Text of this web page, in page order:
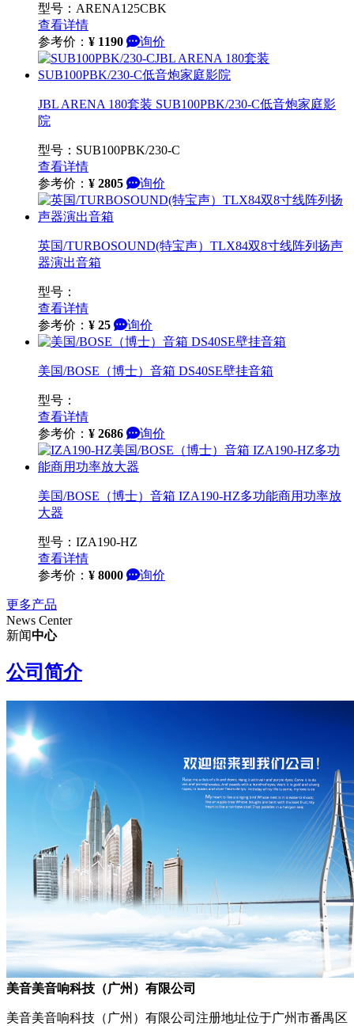
型号：ARENA125CBK
查看详情
参考价： ¥ 1190 询价
JBL ARENA 180套装 SUB100PBK/230-C低音炮家庭影
院
型号：SUB100PBK/230-C
查看详情
参考价： ¥ 2805 询价
英国/TURBOSOUND(特宝声）TLX84双8寸线阵列扬声
器演出音箱
型号：
查看详情
参考价： ¥ 25 询价
美国/BOSE（博士）音箱 DS40SE壁挂音箱
型号：
查看详情
参考价： ¥ 2686 询价
美国/BOSE（博士）音箱 IZA190-HZ多功能商用功率放
大器
型号：IZA190-HZ
查看详情
参考价： ¥ 8000 询价
更多产品
News Center
新闻中心
公司简介
美音美音响科技（广州）有限公司
美音美音响科技（广州）有限公司注册地址位于广州市番禺区